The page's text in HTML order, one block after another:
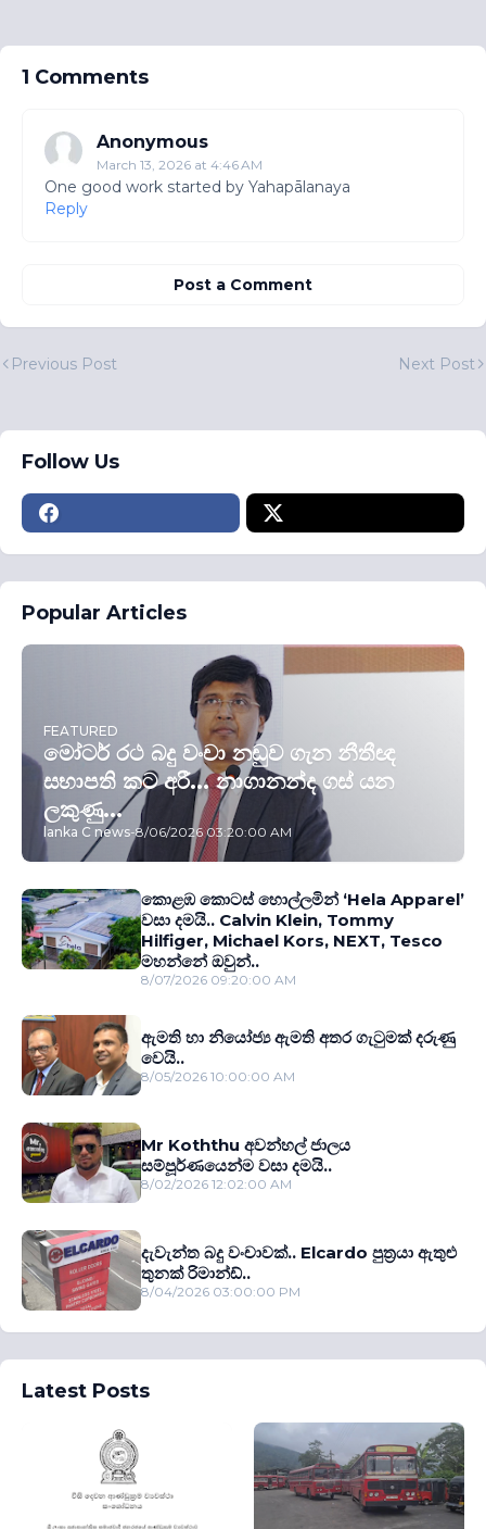
1 Comments
Anonymous
March 13, 2026 at 4:46 AM
One good work started by Yahapālanaya
Reply
Post a Comment
Previous Post Next Post
Follow Us
Popular Articles
FEATURED
මෝටර් රථ බදු වංචා නඩුව ගැන නීතීඥ
සභාපති කට අරී... නාගානන්ද ගස් යන
ලකුණු...
lanka C news-8/06/2026 03:20:00 AM
කොළඹ කොටස් හොල්ලමින් ‘Hela Apparel’
වසා දමයි.. Calvin Klein, Tommy
Hilfiger, Michael Kors, NEXT, Tesco
මහන්නේ ඔවුන්..
8/07/2026 09:20:00 AM
ඇමති හා නියෝජ්‍ය ඇමති අතර ගැටුමක් දරුණු
වෙයි..
8/05/2026 10:00:00 AM
Mr Koththu අවන්හල් ජාලය
සම්පූර්ණයෙන්ම වසා දමයි..
8/02/2026 12:02:00 AM
දැවැන්ත බදු වංචාවක්.. Elcardo පුත‍්‍රයා ඇතුළු
තුනක් රිමාන්ඩ්..
8/04/2026 03:00:00 PM
Latest Posts